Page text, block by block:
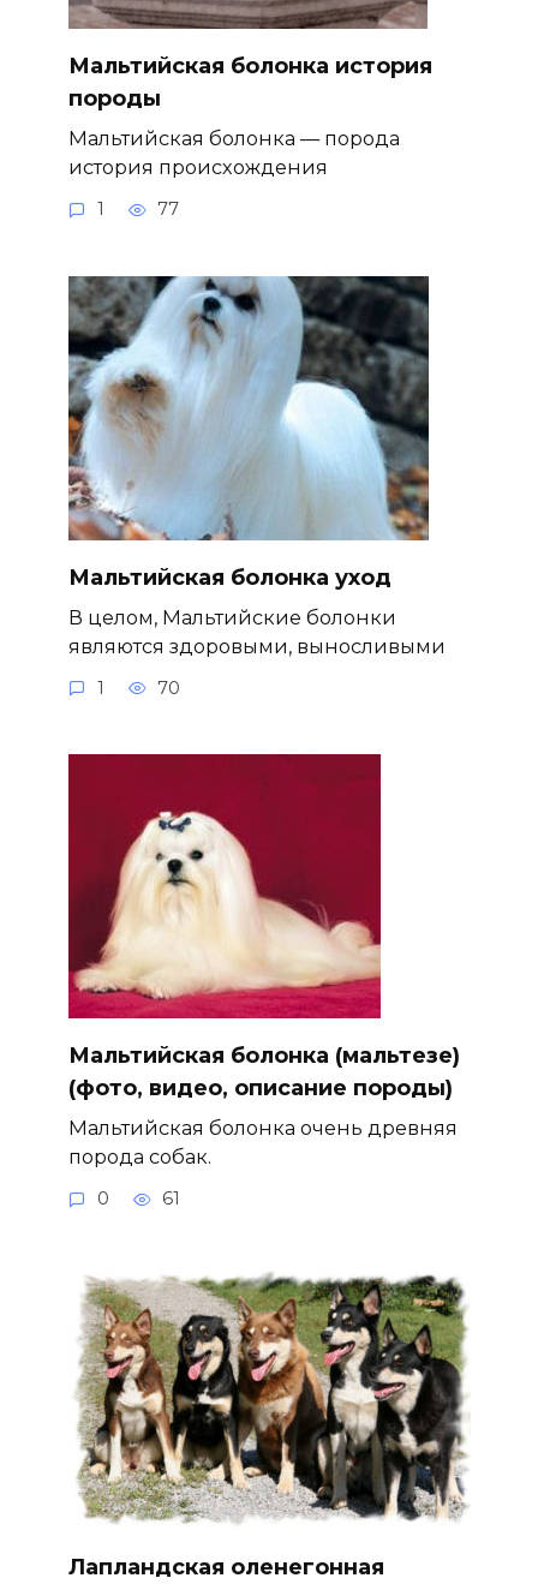
Мальтийская болонка история
породы
Мальтийская болонка — порода
история происхождения
1 77
Мальтийская болонка уход
В целом, Мальтийские болонки
являются здоровыми, выносливыми
1 70
Мальтийская болонка (мальтезе)
(фото, видео, описание породы)
Мальтийская болонка очень древняя
порода собак.
0 61
Лапландская оленегонная